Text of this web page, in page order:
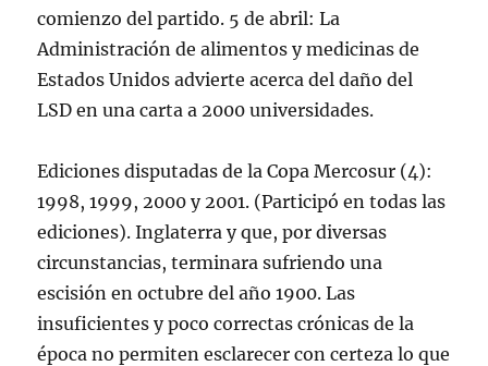
comienzo del partido. 5 de abril: La
Administración de alimentos y medicinas de
Estados Unidos advierte acerca del daño del
LSD en una carta a 2000 universidades.
Ediciones disputadas de la Copa Mercosur (4):
1998, 1999, 2000 y 2001. (Participó en todas las
ediciones). Inglaterra y que, por diversas
circunstancias, terminara sufriendo una
escisión en octubre del año 1900. Las
insuficientes y poco correctas crónicas de la
época no permiten esclarecer con certeza lo que